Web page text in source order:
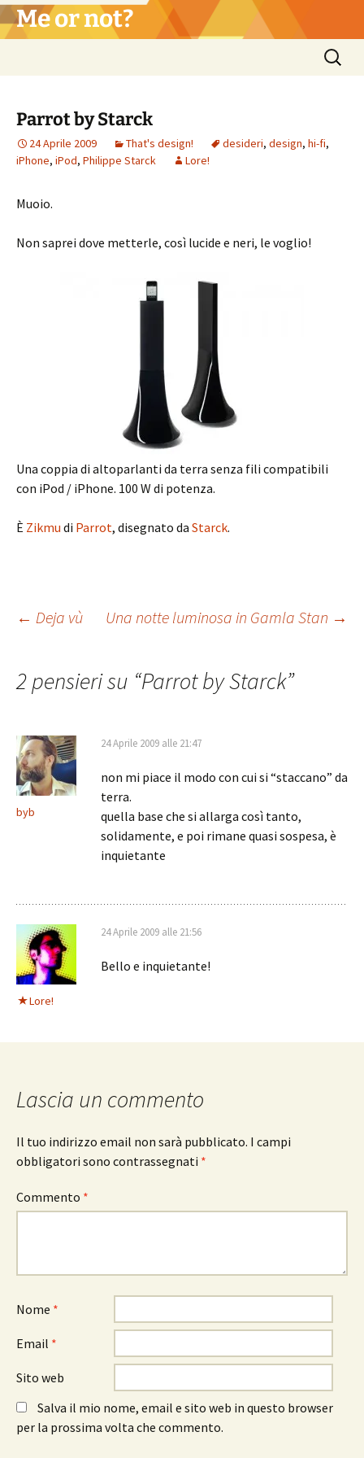
Vai
al Me or not?
Ricerca
per:
Parrot by Starck
24 Aprile 2009 That's design! desideri, design, hi-fi,
iPhone, iPod, Philippe Starck Lore!
Muoio.
Non saprei dove metterle, così lucide e neri, le voglio!
Una coppia di altoparlanti da terra senza fili compatibili
con iPod / iPhone. 100 W di potenza.
È Zikmu di Parrot, disegnato da Starck.
Navigazione
articolo
← Deja vù Una notte luminosa in Gamla Stan →
2 pensieri su “Parrot by Starck”
byb
24 Aprile 2009 alle 21:47
non mi piace il modo con cui si “staccano” da
terra.
quella base che si allarga così tanto,
solidamente, e poi rimane quasi sospesa, è
inquietante
Lore!
24 Aprile 2009 alle 21:56
Bello e inquietante!
Lascia un commento
Il tuo indirizzo email non sarà pubblicato. I campi
obbligatori sono contrassegnati *
Commento *
Nome *
Email *
Sito web
Salva il mio nome, email e sito web in questo browser
per la prossima volta che commento.